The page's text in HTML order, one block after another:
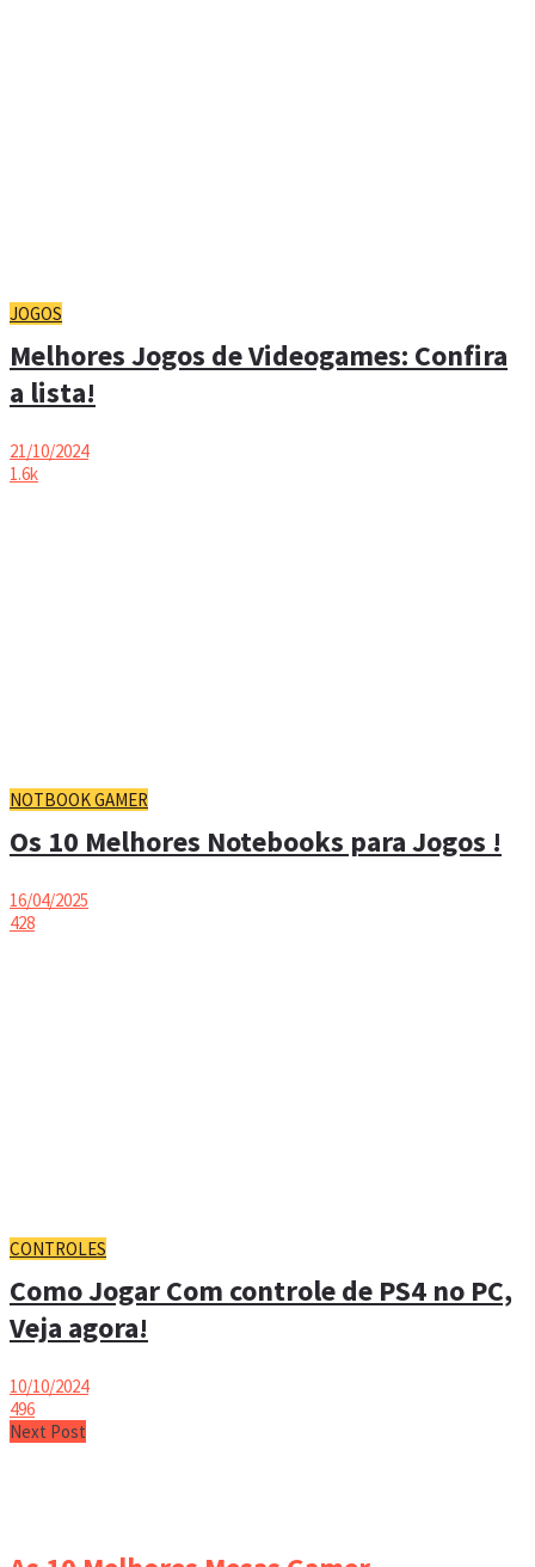
JOGOS
Melhores Jogos de Videogames: Confira
a lista!
21/10/2024
1.6k
NOTBOOK GAMER
Os 10 Melhores Notebooks para Jogos !
16/04/2025
428
CONTROLES
Como Jogar Com controle de PS4 no PC,
Veja agora!
10/10/2024
496
Next Post